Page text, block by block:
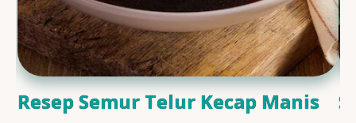
Resep Semur Telur Kecap Manis